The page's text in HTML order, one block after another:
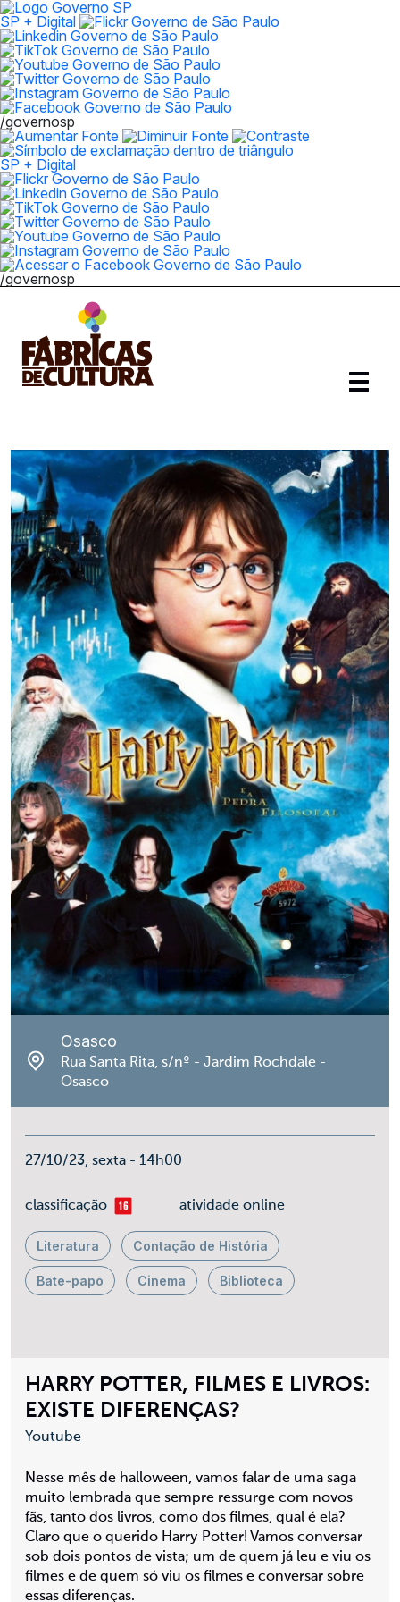
SP + Digital
/governosp
SP + Digital
/governosp
HARRY POTTER, FILMES E LIVROS:
EXISTE DIFERENÇAS?
Youtube
Nesse mês de halloween, vamos falar de uma saga
muito lembrada que sempre ressurge com novos
fãs, tanto dos livros, como dos filmes, qual é ela?
Claro que o querido Harry Potter! Vamos conversar
sob dois pontos de vista; um de quem já leu e viu os
filmes e de quem só viu os filmes e conversar sobre
essas diferenças.
Osasco
Rua Santa Rita, s/nº - Jardim Rochdale -
Osasco
27/10/23, sexta - 14h00
classificaçãomais 16 atividade online
Literatura Contação de História
Bate-papo Cinema Biblioteca